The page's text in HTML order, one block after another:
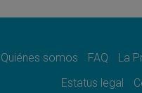
08.08.2026
08.08.2026
del Buen
Quiénes somos FAQ La
Estatus legal